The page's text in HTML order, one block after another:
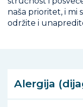
naša prioritet, i mi
održite i
Alergija